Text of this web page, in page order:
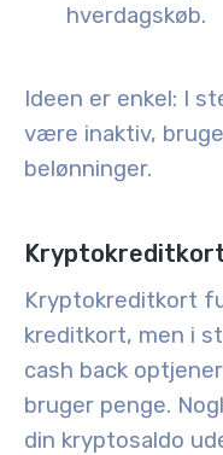
hverdagskøb.
Ideen er enkel: I
være inaktiv,
belønninger.
Kryptokreditkort
kreditkort, men i
cash back
bruger penge.
din kryptosaldo